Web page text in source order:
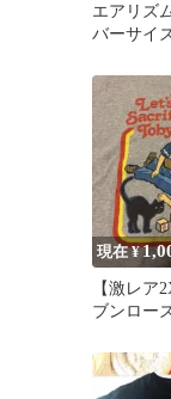
エアリズ
バーサイ
ホワイト
現在 ¥
【激レア
ブンロー
グレー